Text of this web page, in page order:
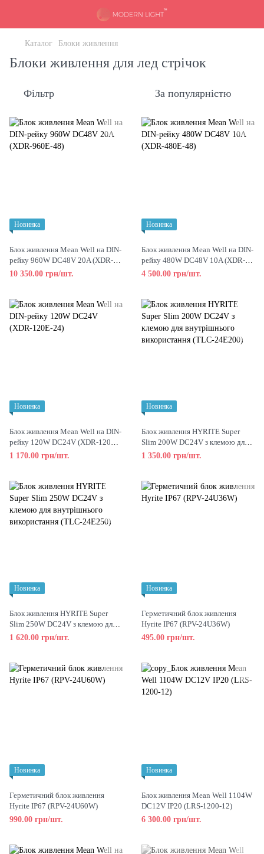
Каталог Блоки живлення
Блоки живлення для лед стрічок
Фільтр За популярністю
Новинка
Блок живлення Mean Well на DIN-
рейку 960W DC48V 20A (XDR-
960E-48)
10 350.00 грн/шт.
Новинка
Блок живлення Mean Well на DIN-
рейку 480W DC48V 10A (XDR-
480E-48)
4 500.00 грн/шт.
Новинка
Блок живлення Mean Well на DIN-
рейку 120W DC24V (XDR-120E-
24)
1 170.00 грн/шт.
Новинка
Блок живлення HYRITE Super
Slim 200W DC24V з клемою для
внутрішнього використання
1 350.00 грн/шт.
Новинка
Блок живлення HYRITE Super
Slim 250W DC24V з клемою для
внутрішнього використання
1 620.00 грн/шт.
Новинка
Герметичний блок живлення
Hyrite IP67 (RPV-24U36W)
495.00 грн/шт.
Новинка
Герметичний блок живлення
Hyrite IP67 (RPV-24U60W)
990.00 грн/шт.
Новинка
Блок живлення Mean Well 1104W
DC12V IP20 (LRS-1200-12)
6 300.00 грн/шт.